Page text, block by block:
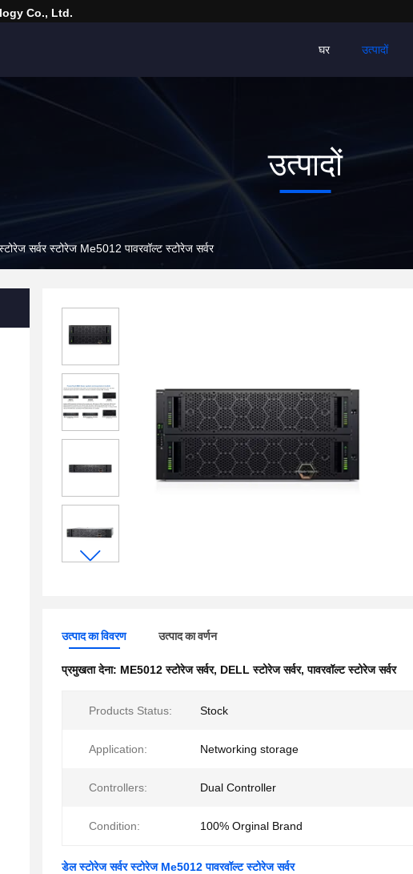
Co., Ltd.
घर उत्पादों
उत्पादों
सर्वर स्टोरेज Me5012 पावरवॉल्ट स्टोरेज सर्वर
उत्पाद का विवरण उत्पाद का वर्णन
प्रमुखता देना: ME5012 स्टोरेज सर्वर, DELL स्टोरेज सर्वर,पावरवॉल्ट स्टोरेज सर्वर
Products Status: Stock
Application: Networking storage
Controllers: Dual Controller
Condition: 100% Orginal Brand
डेल स्टोरेज सर्वर स्टोरेज Me5012 पावरवॉल्ट स्टोरेज सर्वर